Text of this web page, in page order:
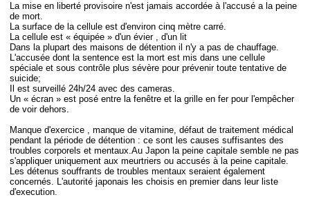
La mise en liberté provisoire n'est jamais accordée à l'accusé a la peine
de mort.
La surface de la cellule est d'environ cinq mètre carré.
La cellule est « équipée » d'un évier , d'un lit
Dans la plupart des maisons de détention il n'y a pas de chauffage.
L'accusée dont la sentence est la mort est mis dans une cellule
spéciale et sous contrôle plus sévère pour prévenir toute tentative de
suicide;
Il est surveillé 24h/24 avec des cameras.
Un « écran » est posé entre la fenêtre et la grille en fer pour l'empêcher
de voir dehors.
Manque d'exercice , manque de vitamine, défaut de traitement médical
pendant la période de détention : ce sont les causes suffisantes des
troubles corporels et mentaux.Au Japon la peine capitale semble ne pas
s'appliquer uniquement aux meurtriers ou accusés à la peine capitale.
Les détenus souffrants de troubles mentaux seraient également
concernés. L'autorité japonais les choisis en premier dans leur liste
d'execution.